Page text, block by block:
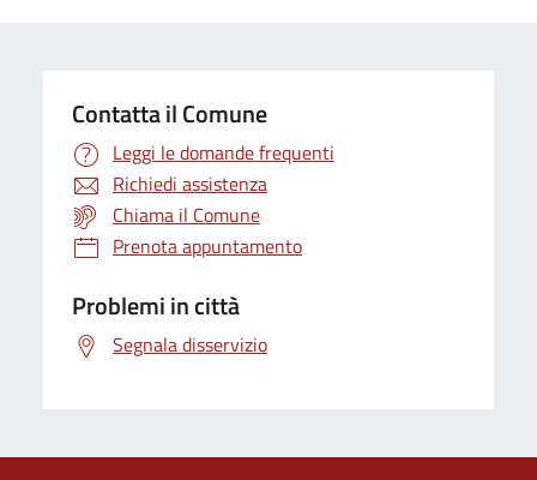
Contatta il Comune
Leggi le domande frequenti
Richiedi assistenza
Chiama il Comune
Prenota appuntamento
Problemi in città
Segnala disservizio